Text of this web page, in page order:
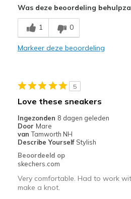
Comfortable
Durable
Casual Wear
Travel
Width
Sizing
View On Shoes
I'm Into Shoes
Was deze beoordeling
1 0
Markeer deze beoordeling
5
Love these sneakers
Ingezonden 8 dagen geleden
Door Mare
van Tamworth NH
Describe Yourself Stylish
Beoordeeld op
skechers.com
Very comfortable. Had to work
make a knot.